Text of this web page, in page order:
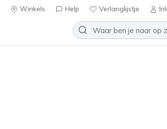
Winkels Help Verlanglijstje